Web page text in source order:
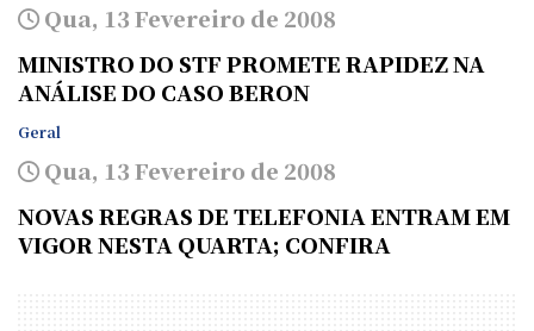
Qua, 13 Fevereiro de 2008
MINISTRO DO STF PROMETE RAPIDEZ NA
ANÁLISE DO CASO BERON
Geral
Qua, 13 Fevereiro de 2008
NOVAS REGRAS DE TELEFONIA ENTRAM EM
VIGOR NESTA QUARTA; CONFIRA